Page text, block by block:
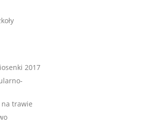
2017
trawie